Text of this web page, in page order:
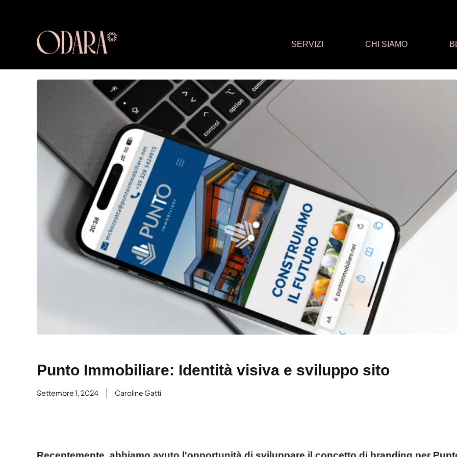
SERVIZI CHI SIAMO
Punto Immobiliare: Identità visiva e sviluppo sito
Settembre 1, 2024 Caroline Gatti